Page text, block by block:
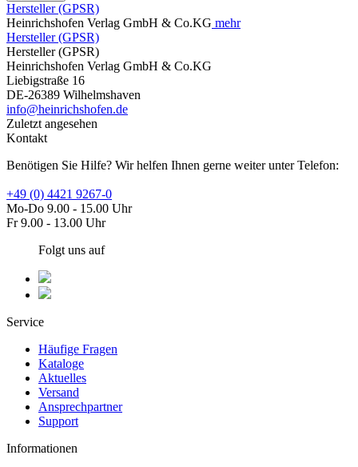
Hersteller (GPSR)
Heinrichshofen Verlag GmbH & Co.KG mehr
Hersteller (GPSR)
Hersteller (GPSR)
Heinrichshofen Verlag GmbH & Co.KG
Liebigstraße 16
DE-26389 Wilhelmshaven
info@heinrichshofen.de
Zuletzt angesehen
Kontakt
Benötigen Sie Hilfe? Wir helfen Ihnen gerne weiter unter Telefon:
+49 (0) 4421 9267-0
Mo-Do 9.00 - 15.00 Uhr
Fr 9.00 - 13.00 Uhr
Folgt uns auf
Service
Häufige Fragen
Kataloge
Aktuelles
Versand
Ansprechpartner
Support
Informationen